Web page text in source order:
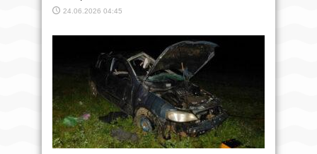
24.06.2026 04:45